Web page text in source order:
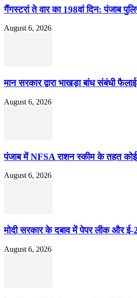
गैंगस्टरां ते वार का 198वां दिन: पंजाब
August 6, 2026
मान सरकार द्वारा भाखड़ा बांध संबंधी
August 6, 2026
पंजाब में NFSA राशन स्कीम के तहत कोई
August 6, 2026
मोदी सरकार के दबाव में पेपर लीक और
August 6, 2026